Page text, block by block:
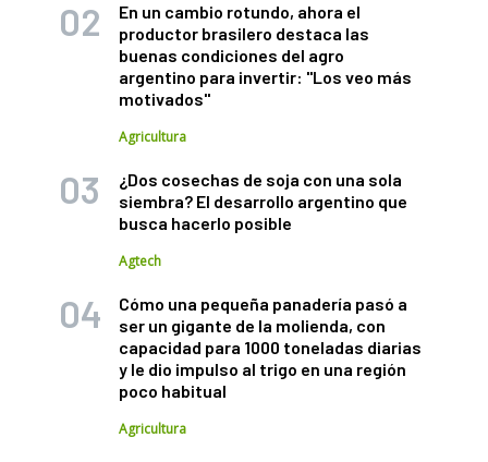
En un cambio rotundo, ahora el
productor brasilero destaca las
buenas condiciones del agro
argentino para invertir: "Los veo más
motivados"
Agricultura
¿Dos cosechas de soja con una sola
siembra? El desarrollo argentino que
busca hacerlo posible
Agtech
Cómo una pequeña panadería pasó a
ser un gigante de la molienda, con
capacidad para 1000 toneladas diarias
y le dio impulso al trigo en una región
poco habitual
Agricultura